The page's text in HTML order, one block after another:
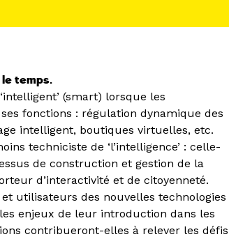
temps.
(smart) lorsque les
fonctions : régulation dynamique des
intelligent, boutiques virtuelles, etc.
techniciste de ‘l’intelligence’ : celle-
de construction et gestion de la
d’interactivité et de citoyenneté.
utilisateurs des nouvelles technologies
enjeux de leur introduction dans les
contribueront-elles à relever les défis